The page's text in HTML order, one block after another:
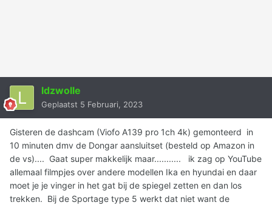
ldzwolle
Geplaatst 5 Februari, 2023
Gisteren de dashcam (Viofo A139 pro 1ch 4k) gemonteerd in
10 minuten dmv de Dongar aansluitset (besteld op Amazon in
de vs).... Gaat super makkelijk maar........... ik zag op YouTube
allemaal filmpjes over andere modellen Ika en hyundai en daar
moet je je vinger in het gat bij de spiegel zetten en dan los
trekken. Bij de Sportage type 5 werkt dat niet want de